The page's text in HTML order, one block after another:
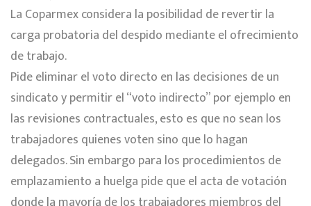
La Coparmex considera la posibilidad de revertir la
carga probatoria del despido mediante el ofrecimiento
de trabajo.
Pide eliminar el voto directo en las decisiones de un
sindicato y permitir el “voto indirecto” por ejemplo en
las revisiones contractuales, esto es que no sean los
trabajadores quienes voten sino que lo hagan
delegados. Sin embargo para los procedimientos de
emplazamiento a huelga pide que el acta de votación